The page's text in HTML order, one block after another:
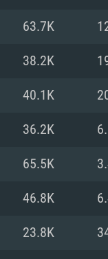
63.7K
38.2K
40.1K
36.2K
65.5K
46.8K
23.8K